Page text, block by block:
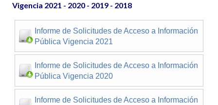
Vigencia 2021 - 2020 - 2019 - 2018
Informe de Solicitudes de Acceso a Información
Pública Vigencia 2021
Informe de Solicitudes de Acceso a Información
Pública Vigencia 2020
Informe de Solicitudes de Acceso a Información